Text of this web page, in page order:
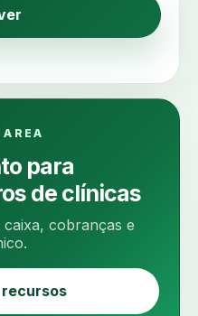
nutricional
antes e depois
apdt
dentario
apneia sono
para
de clínicas
cobranças e